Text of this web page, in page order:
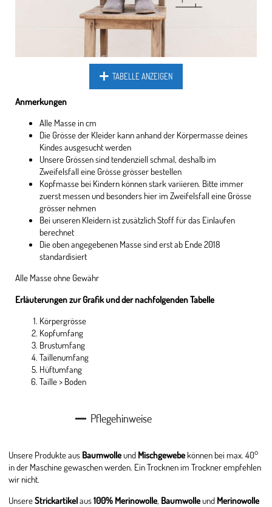
TABELLE ANZEIGEN
Anmerkungen
Alle Masse in cm
Die Grösse der Kleider kann anhand der Körpermasse deines
Kindes ausgesucht werden
Unsere Grössen sind tendenziell schmal, deshalb im
Zweifelsfall eine Grösse grösser bestellen
Kopfmasse bei Kindern können stark variieren. Bitte immer
zuerst messen und besonders hier im Zweifelsfall eine Grösse
grösser nehmen
Bei unseren Kleidern ist zusätzlich Stoff für das Einlaufen
berechnet
Die oben angegebenen Masse sind erst ab Ende 2018
standardisiert
Alle Masse ohne Gewähr
Erläuterungen zur Grafik und der nachfolgenden Tabelle
Körpergrösse
Kopfumfang
Brustumfang
Taillenumfang
Hüftumfang
Taille > Boden
Pflegehinweise
Unsere Produkte aus Baumwolleund Mischgewebe können bei max. 40°
in der Maschine gewaschen werden. Ein Trocknen im Trockner empfehlen
wir nicht.
UnsereStrickartikelaus100% Merinowolle, Baumwolleund Merinowolle